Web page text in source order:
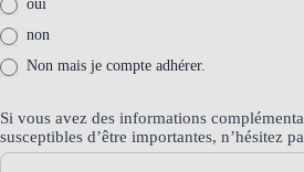
oui
non
Non mais je compte adhérer.
Si vous avez des informations
susceptibles d’être importantes, n’hésitez